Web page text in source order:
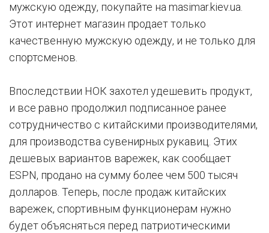
мужскую одежду, покупайте на masimar.kiev.ua.
Этот интернет магазин продает только
качественную мужскую одежду, и не только для
спортсменов.
Впоследствии НОК захотел удешевить продукт,
и все равно продолжил подписанное ранее
сотрудничество с китайскими производителями,
для производства сувенирных рукавиц. Этих
дешевых вариантов варежек, как сообщает
ESPN, продано на сумму более чем 500 тысяч
долларов. Теперь, после продаж китайских
варежек, спортивным функционерам нужно
будет объясняться перед патриотическими